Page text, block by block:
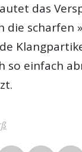
das
die scharfen
so einfach